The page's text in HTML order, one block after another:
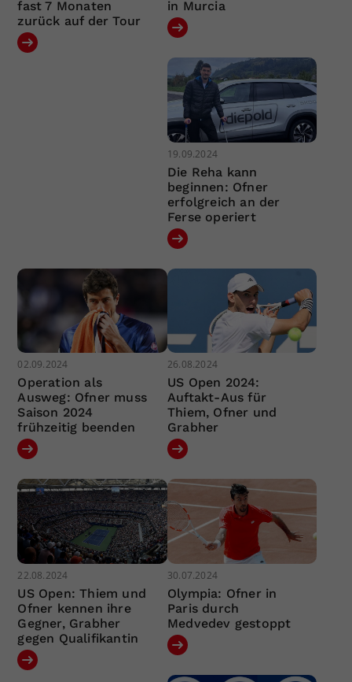
fast 7 Monaten
zurück auf der Tour
in Murcia
19.09.2024
Die Reha kann
beginnen: Ofner
erfolgreich an der
Ferse operiert
02.09.2024
Operation als
Ausweg: Ofner muss
Saison 2024
frühzeitig beenden
26.08.2024
US Open 2024:
Auftakt-Aus für
Thiem, Ofner und
Grabher
22.08.2024
US Open: Thiem und
Ofner kennen ihre
Gegner, Grabher
gegen Qualifikantin
30.07.2024
Olympia: Ofner in
Paris durch
Medvedev gestoppt